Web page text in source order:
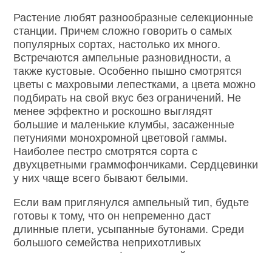
Растение любят разнообразные селекционные
станции. Причем сложно говорить о самых
популярных сортах, настолько их много.
Встречаются ампельные разновидности, а
также кустовые. Особенно пышно смотрятся
цветы с махровыми лепестками, а цвета можно
подбирать на свой вкус без ограничений. Не
менее эффектно и роскошно выглядят
большие и маленькие клумбы, засаженные
петуниями монохромной цветовой гаммы.
Наиболее пестро смотрятся сорта с
двухцветными граммофончиками. Сердцевинки
у них чаще всего бывают белыми.
Если вам приглянулся ампельный тип, будьте
готовы к тому, что он непременно даст
длинные плети, усыпанные бутонами. Среди
большого семейства неприхотливых